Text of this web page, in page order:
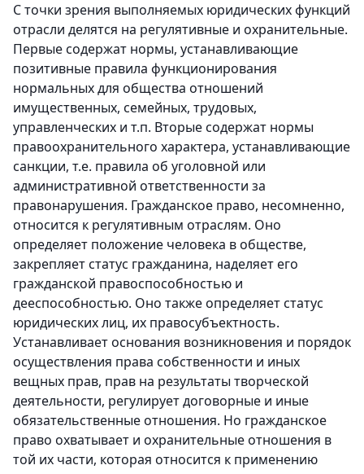
С точки зрения выполняемых юридических функций
отрасли делятся на регулятивные и охранительные.
Первые содержат нормы, устанавливающие
позитивные правила функционирования
нормальных для общества отношений
имущественных, семейных, трудовых,
управленческих и т.п. Вторые содержат нормы
правоохранительного характера, устанавливающие
санкции, т.е. правила об уголовной или
административной ответственности за
правонарушения. Гражданское право, несомненно,
относится к регулятивным отраслям. Оно
определяет положение человека в обществе,
закрепляет статус гражданина, наделяет его
гражданской правоспособностью и
дееспособностью. Оно также определяет статус
юридических лиц, их правосубъектность.
Устанавливает основания возникновения и порядок
осуществления права собственности и иных
вещных прав, прав на результаты творческой
деятельности, регулирует договорные и иные
обязательственные отношения. Но гражданское
право охватывает и охранительные отношения в
той их части, которая относится к применению